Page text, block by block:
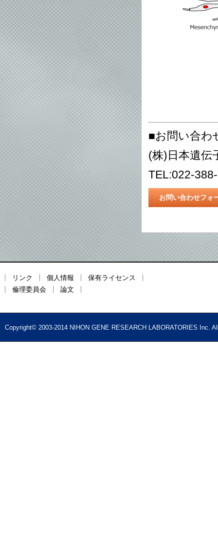
■お問い合わ
(株)日本遺伝
TEL:022-
お問い合わせフォ
リンク 個人情報
保有ライセンス
倫理委員会
論文
Copyright© 2003-2014 NIHON GENE RESEARCH LABORATORIES Inc.